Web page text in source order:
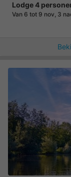
Lodge 4
Van 6 tot 9 nov, 3